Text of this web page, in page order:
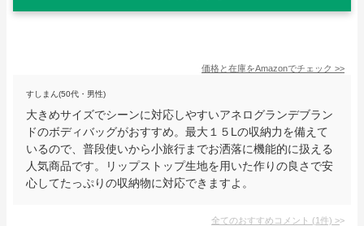
価格と在庫をAmazonでチェック >>
すしまん(50代・男性)
大きめサイズでシーンに対応しやすいアネログランデブラン
ドのボディバッグがおすすめ。最大１５Lの収納力を備えて
いるので、普段使いから小旅行までお洒落に機能的に扱える
人気商品です。リップストップ生地を用いた作りの良さで安
心してたっぷりの収納物に対応できますよ。
全てのおすすめコメント (1件) >